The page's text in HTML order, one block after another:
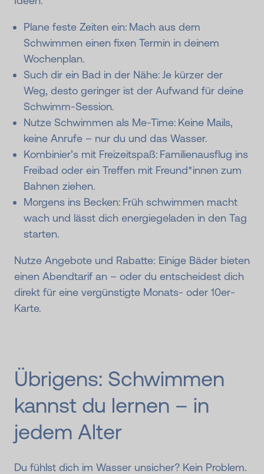
Plane feste Zeiten ein: Mach aus dem
Schwimmen einen fixen Termin in deinem
Wochenplan.
Such dir ein Bad in der Nähe: Je kürzer der
Weg, desto geringer ist der Aufwand für deine
Schwimm-Session.
Nutze Schwimmen als Me-Time: Keine Mails,
keine Anrufe – nur du und das Wasser.
Kombinier’s mit Freizeitspaß: Familienausflug ins
Freibad oder ein Treffen mit Freund*innen zum
Bahnen ziehen.
Morgens ins Becken: Früh schwimmen macht
wach und lässt dich energiegeladen in den Tag
starten.
Nutze Angebote und Rabatte: Einige Bäder bieten
einen Abendtarif an – oder du entscheidest dich
direkt für eine vergünstigte Monats- oder 10er-
Karte.
Übrigens: Schwimmen
kannst du lernen – in
jedem Alter
Du fühlst dich im Wasser unsicher? Kein Problem.